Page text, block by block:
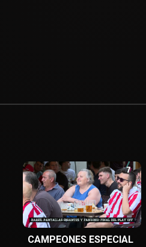
CAMPEONES ESPECIAL